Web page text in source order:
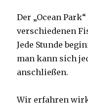
Der „Ocean
verschiedenen
Jede Stunde
man kann sich
anschließen.
Wir erfahren